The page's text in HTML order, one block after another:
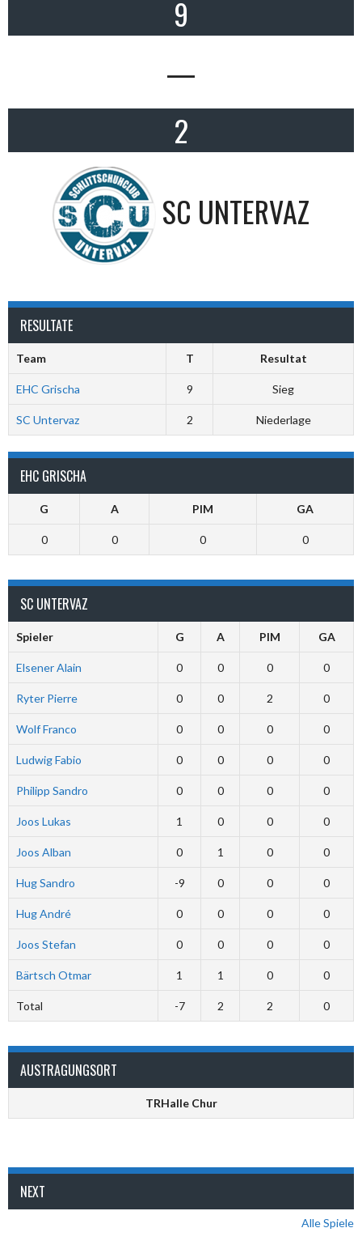
9
—
2
SC UNTERVAZ
RESULTATE
Team T Resultat
EHC Grischa 9 Sieg
SC Untervaz 2 Niederlage
EHC GRISCHA
G A PIM GA
0 0 0 0
SC UNTERVAZ
Spieler G A PIM GA
Elsener Alain 0 0 0 0
Ryter Pierre 0 0 2 0
Wolf Franco 0 0 0 0
Ludwig Fabio 0 0 0 0
Philipp Sandro 0 0 0 0
Joos Lukas 1 0 0 0
Joos Alban 0 1 0 0
Hug Sandro -9 0 0 0
Hug André 0 0 0 0
Joos Stefan 0 0 0 0
Bärtsch Otmar 1 1 0 0
Total -7 2 2 0
AUSTRAGUNGSORT
TRHalle Chur
NEXT
Alle Spiele